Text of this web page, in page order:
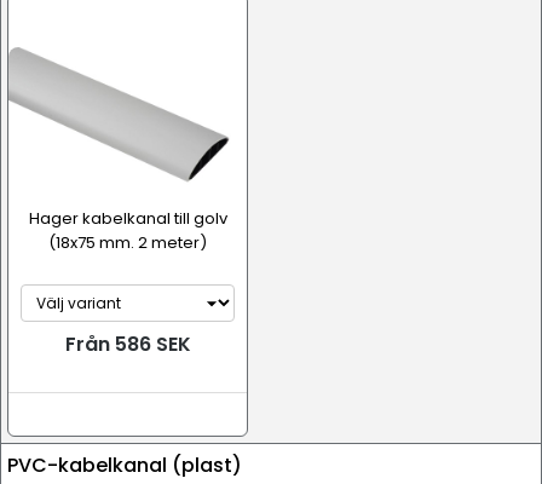
Hager kabelkanal till golv
(18x75 mm. 2 meter)
Från 586 SEK
PVC-kabelkanal (plast)